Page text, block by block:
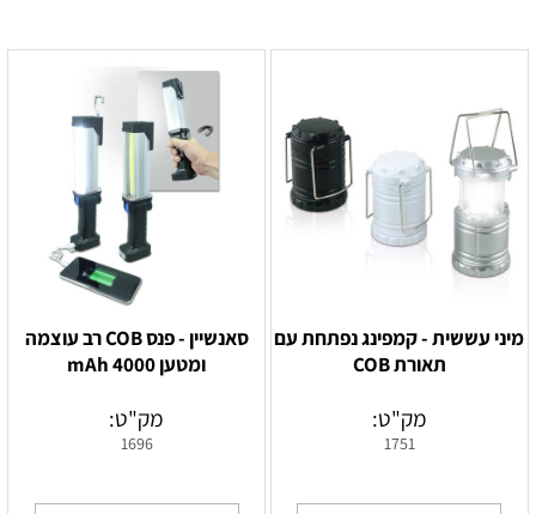
מיני עששית - קמפינג נפתחת עם
תאורת COB
מק"ט:
1751
סאנשיין - פנס COB רב עוצמה
ומטען 4000 mAh
מק"ט:
1696